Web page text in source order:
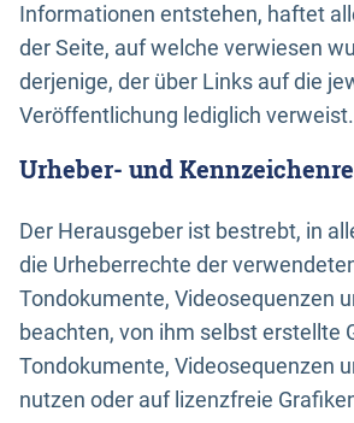
Informationen entstehen, haftet
der Seite, auf welche verwiesen
derjenige, der über Links auf die
Veröffentlichung lediglich verweist.
Urheber- und
Der Herausgeber ist bestrebt, in
die Urheberrechte der
Tondokumente, Videosequenzen
beachten, von ihm selbst erstellte
Tondokumente, Videosequenzen
nutzen oder auf lizenzfreie